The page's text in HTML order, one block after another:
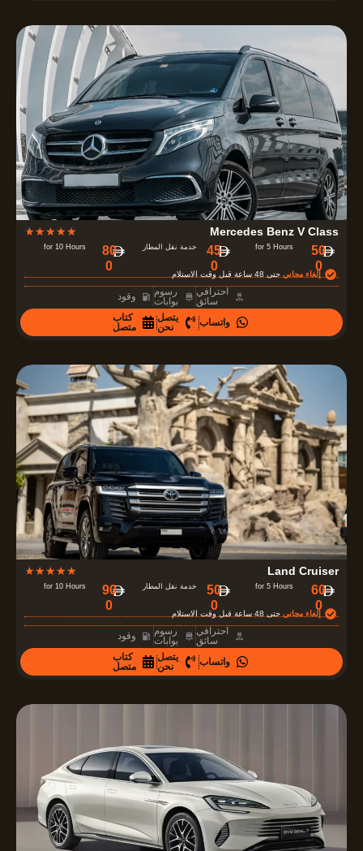
7
o
u
o
5
Mercedes Benz V Class
★
★
★
★
★
e
4
7
o
u
o
f
5
50
0
for 5 Hours
45
0
خدمة نقل المطار
80
0
for 10 Hours
إلغاء مجانيحتى 48 ساعة قبل وقت الاستلام
احترافي
سائق
رسوم
بوابات
وقود
واتساب
يتصل
نحن
كتاب
متصل
Land Cruiser
★
★
★
★
★
e
4
7
f
60
0
for 5 Hours
50
0
خدمة نقل المطار
90
0
for 10 Hours
إلغاء مجانيحتى 48 ساعة قبل وقت الاستلام
احترافي
سائق
رسوم
بوابات
وقود
واتساب
يتصل
نحن
كتاب
متصل